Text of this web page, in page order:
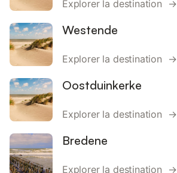
Explorer la destination →
Westende
Explorer la destination →
Oostduinkerke
Explorer la destination →
Bredene
Explorer la destination →